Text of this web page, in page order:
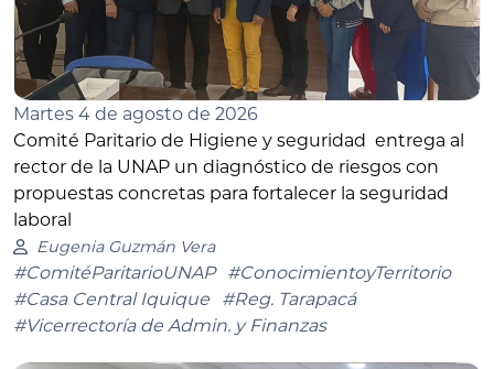
Martes 4 de agosto de 2026
Comité Paritario de Higiene y seguridad entrega al
rector de la UNAP un diagnóstico de riesgos con
propuestas concretas para fortalecer la seguridad
laboral
Eugenia Guzmán Vera
#ComitéParitarioUNAP
#ConocimientoyTerritorio
#Casa Central Iquique
#Reg. Tarapacá
#Vicerrectoría de Admin. y Finanzas